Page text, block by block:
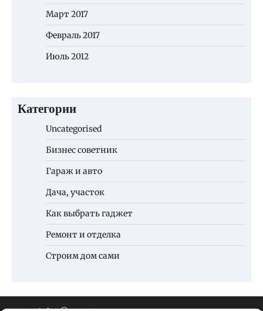
Март 2017
Февраль 2017
Июль 2012
Категории
Uncategorised
Бизнес советник
Гараж и авто
Дача, участок
Как выбрать гаджет
Ремонт и отделка
Строим дом сами